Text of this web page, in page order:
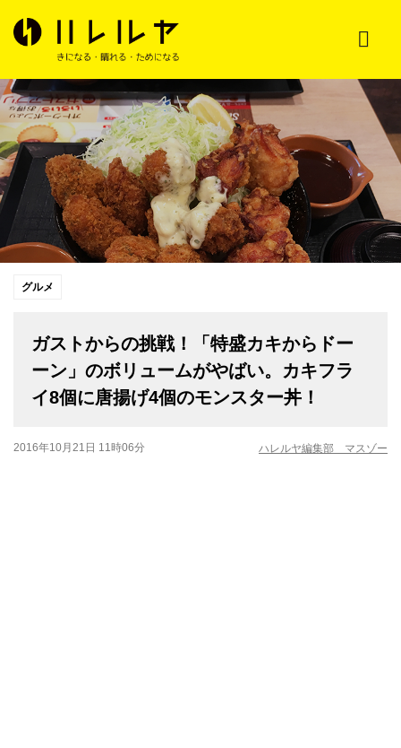
グルメ
ガストからの挑戦！「特盛カキからドー
ーン」のボリュームがやばい。カキフラ
イ8個に唐揚げ4個のモンスター丼！
2016年10月21日 11時06分 ハレルヤ編集部 マスゾー